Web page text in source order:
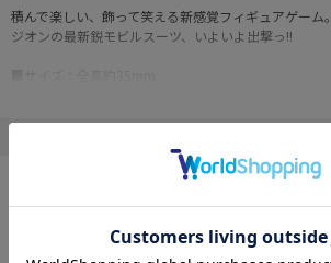
積んで楽しい、飾って笑える新感覚フィギュアゲーム。
ジオンの最新鋭モビルスーツ、いよいよ出撃っ!!
©創通エージェンシー・サンライズ